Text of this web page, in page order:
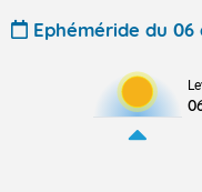
Ephéméride du